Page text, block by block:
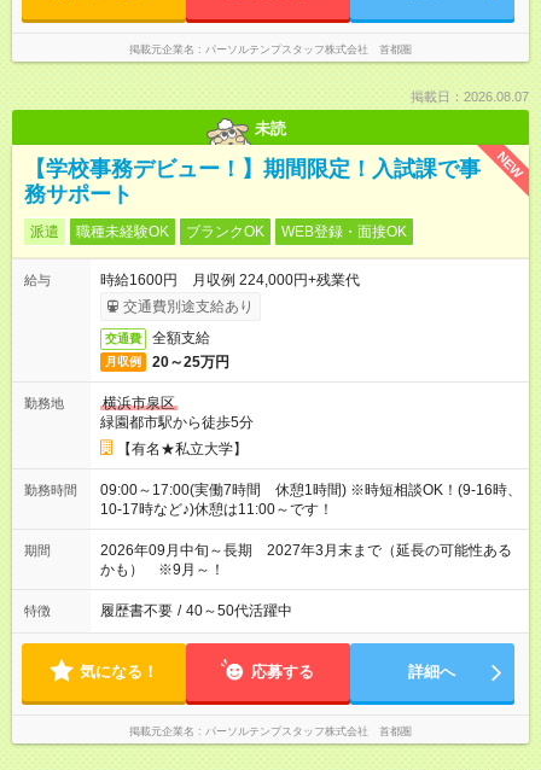
掲載元企業名 パーソルテンプスタッフ株式会社 首都圏
掲載日：2026.08.07
未読
NEW
【学校事務デビュー！】期間限定！入試課で事
務サポート
派遣 職種未経験OK ブランクOK WEB登録・面接OK
給与
時給1600円 月収例 224,000円+残業代
交通費別途支給あり
交通費 全額支給
月収例 20～25万円
勤務地
横浜市泉区
緑園都市駅から徒歩5分
【有名★私立大学】
勤務時間
09:00～17:00(実働7時間 休憩1時間) ※時短相談OK！(9-16時、
10-17時など♪)休憩は11:00～です！
期間
2026年09月中旬～長期 2027年3月末まで（延長の可能性ある
かも） ※9月～！
特徴 履歴書不要 / 40～50代活躍中
気になる！ 応募する 詳細へ
掲載元企業名 パーソルテンプスタッフ株式会社 首都圏